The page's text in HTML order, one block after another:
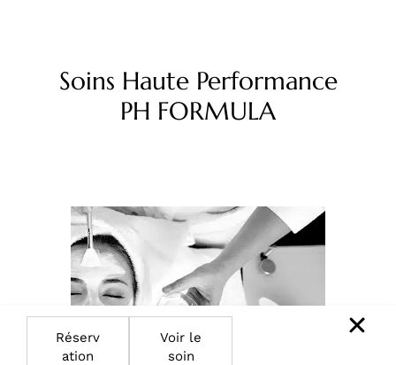
Soins Haute Performance
PH FORMULA
Réserv
ation
Voir le
soin